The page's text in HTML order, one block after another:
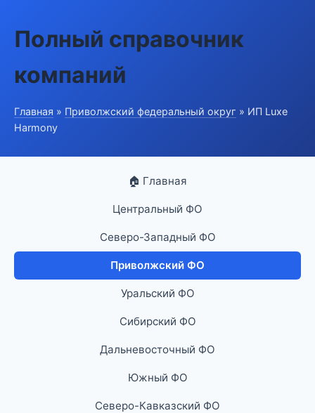
Полный справочник
компаний
Главная » Приволжский федеральный округ » ИП Luxe
Harmony
🏠 Главная
Центральный ФО
Северо-Западный ФО
Приволжский ФО
Уральский ФО
Сибирский ФО
Дальневосточный ФО
Южный ФО
Северо-Кавказский ФО